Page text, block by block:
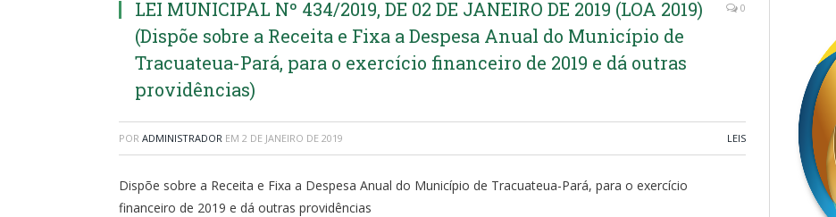
LEI MUNICIPAL Nº 434/2019, DE 02 DE JANEIRO DE 2019 (LOA 2019)
(Dispõe sobre a Receita e Fixa a Despesa Anual do Município de
Tracuateua-Pará, para o exercício financeiro de 2019 e dá outras
providências)
0
POR ADMINISTRADOR EM 2 DE JANEIRO DE 2019 LEIS
Dispõe sobre a Receita e Fixa a Despesa Anual do Município de Tracuateua-Pará, para o exercício
financeiro de 2019 e dá outras providências